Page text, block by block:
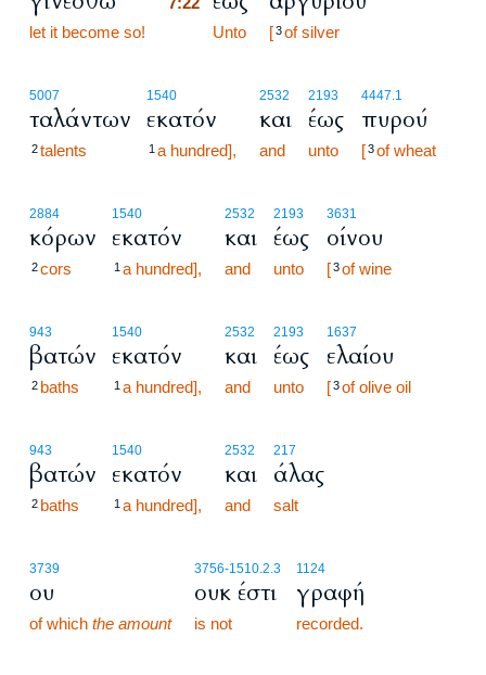
let it become so! Unto [3of silver
5007
ταλάντων
2talents
1540
εκατόν
1 a hundred],
2532
και
and
2193
έως
unto
4447.1
πυρού
[3of wheat
2884
κόρων
2cors
1540
εκατόν
1 a hundred],
2532
και
and
2193
έως
unto
3631
οίνου
[3of wine
943
βατών
2 baths
1540
εκατόν
1 a hundred],
2532
και
and
2193
έως
unto
1637
ελαίου
[3of olive oil
943
βατών
2 baths
1540
εκατόν
1 a hundred],
2532
και
and
217
άλας
salt
3739
ου
of which the amount
3756-1510.2.3
ουκ έστι
is not
1124
γραφή
recorded.